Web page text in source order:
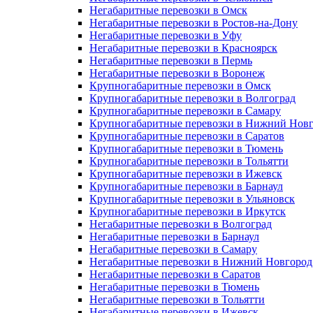
Негабаритные перевозки в Омск
Негабаритные перевозки в Ростов-на-Дону
Негабаритные перевозки в Уфу
Негабаритные перевозки в Красноярск
Негабаритные перевозки в Пермь
Негабаритные перевозки в Воронеж
Крупногабаритные перевозки в Омск
Крупногабаритные перевозки в Волгоград
Крупногабаритные перевозки в Самару
Крупногабаритные перевозки в Нижний
Крупногабаритные перевозки в Саратов
Крупногабаритные перевозки в Тюмень
Крупногабаритные перевозки в Тольятти
Крупногабаритные перевозки в Ижевск
Крупногабаритные перевозки в Барнаул
Крупногабаритные перевозки в Ульяновск
Крупногабаритные перевозки в Иркутск
Негабаритные перевозки в Волгоград
Негабаритные перевозки в Барнаул
Негабаритные перевозки в Самару
Негабаритные перевозки в Нижний Новгород
Негабаритные перевозки в Саратов
Негабаритные перевозки в Тюмень
Негабаритные перевозки в Тольятти